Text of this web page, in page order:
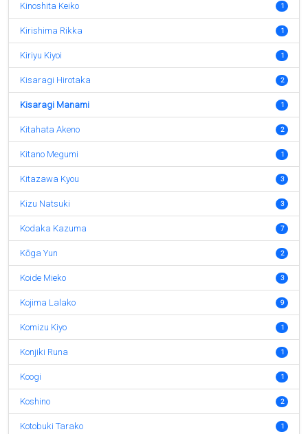
Kinoshita Keiko 1
Kirishima Rikka 1
Kiriyu Kiyoi 1
Kisaragi Hirotaka 2
Kisaragi Manami 1
Kitahata Akeno 2
Kitano Megumi 1
Kitazawa Kyou 3
Kizu Natsuki 3
Kodaka Kazuma 7
Kōga Yun 2
Koide Mieko 3
Kojima Lalako 9
Komizu Kiyo 1
Konjiki Runa 1
Koogi 1
Koshino 2
Kotobuki Tarako 1